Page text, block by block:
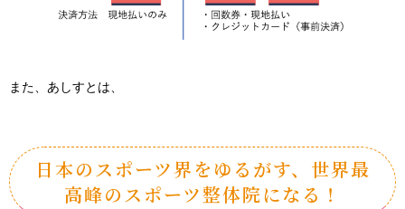
また、あしすとは、
日本のスポーツ界をゆるがす、世界最
高峰のスポーツ整体院になる！